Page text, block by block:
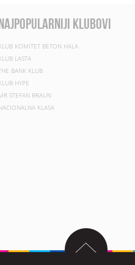
najpopularniji klubovi
KOMITET BETON HALA
LASTA
BANK KLUB
HYPE
STEFAN BRAUN
KLASA